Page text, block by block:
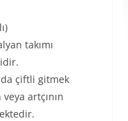
takımı
çiftli gitmek
artçının